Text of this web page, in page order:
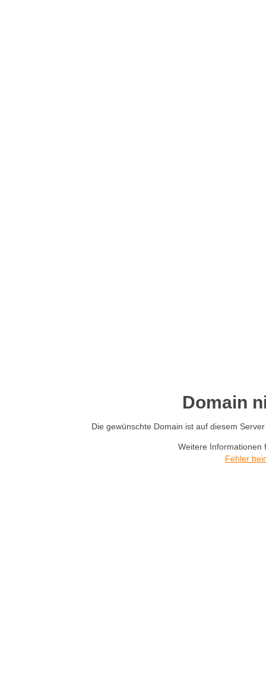
Domain
Die gewünschte Domain ist auf diesem
Weitere Informationen
Fehler